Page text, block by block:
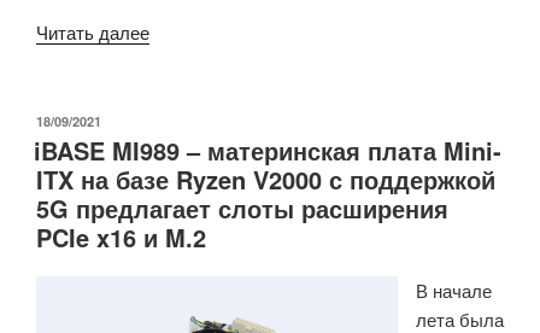
Читать далее«Тонкая
Celeron
J6412
в
форм-
ОПУБЛИКОВАНО
18/09/2021
iBASE MI989 – материнская плата Mini-
ITX на базе Ryzen V2000 с поддержкой
5G предлагает слоты расширения
PCIe x16 и M.2
В начале
лета была